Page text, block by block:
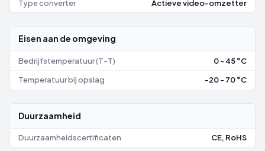
Type converter Actieve video-omzetter
Eisen aan de omgeving
Bedrijfstemperatuur (T-T) 0 - 45 °C
Temperatuur bij opslag -20 - 70 °C
Duurzaamheid
Duurzaamheidscertificaten CE, RoHS